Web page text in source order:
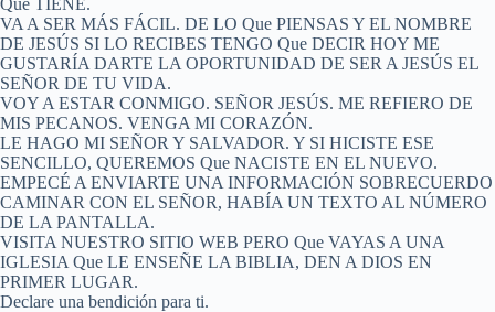
VA A SER MÁS FÁCIL. DE LO Que PIENSAS Y EL NOMBRE
DE JESÚS SI LO RECIBES TENGO Que DECIR HOY ME
GUSTARÍA DARTE LA OPORTUNIDAD DE SER A JESÚS EL
SEÑOR DE TU VIDA.
VOY A ESTAR CONMIGO. SEÑOR JESÚS. ME REFIERO DE
MIS PECANOS. VENGA MI CORAZÓN.
LE HAGO MI SEÑOR Y SALVADOR. Y SI HICISTE ESE
SENCILLO, QUEREMOS Que NACISTE EN EL NUEVO.
EMPECÉ A ENVIARTE UNA INFORMACIÓN SOBRECUERDO
CAMINAR CON EL SEÑOR, HABÍA UN TEXTO AL NÚMERO
DE LA PANTALLA.
VISITA NUESTRO SITIO WEB PERO Que VAYAS A UNA
IGLESIA Que LE ENSEÑE LA BIBLIA, DEN A DIOS EN
PRIMER LUGAR.
Declare una bendición para ti.